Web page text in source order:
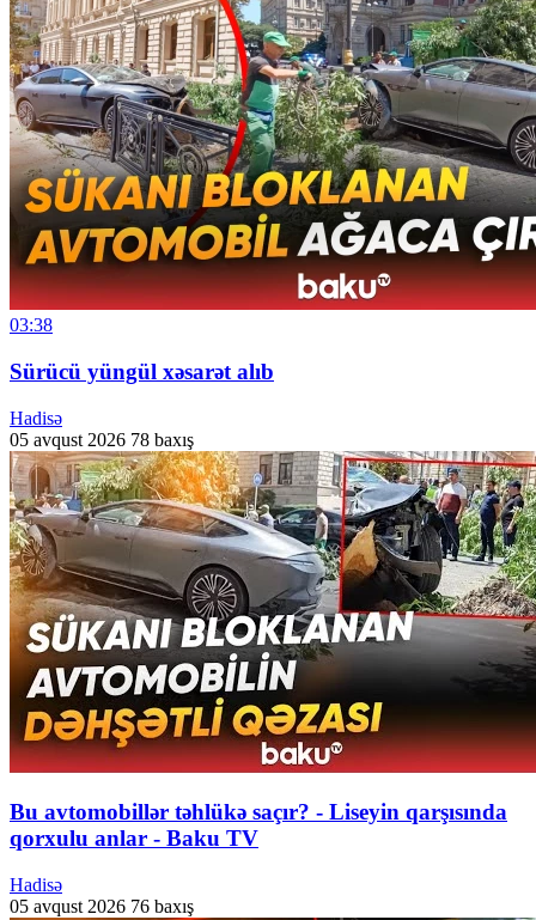
03:38
Sürücü yüngül xəsarət alıb
Hadisə
05 avqust 2026 78 baxış
Bu avtomobillər təhlükə saçır? - Liseyin qarşısında
qorxulu anlar - Baku TV
Hadisə
05 avqust 2026 76 baxış